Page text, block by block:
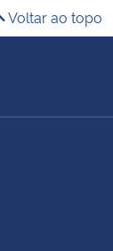
Voltar ao topo